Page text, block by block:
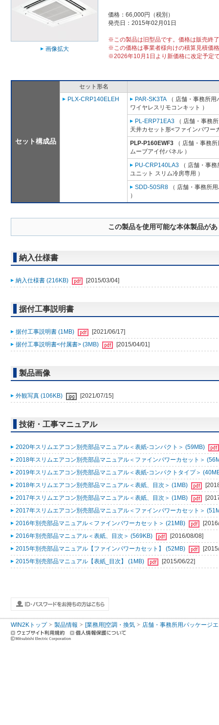
画像拡大
価格：66,000円（税別）
発売日：2015年02月01日
※この製品は旧型品です。価格は販売終
※この価格は事業者様向けの積算見積価
※2026年10月1日より新価格に改定予定
セット構成品
セット形名
PLX-CRP140ELEH
PAR-SK3TA （ 店舗・事務所
ワイヤレスリモコンキット ）
PL-ERP71EA3 （ 店舗・事務
天井カセット形<ファインパワー
PLP-P160EWF3 （ 店舗・事務
ムーブアイ付パネル ）
PU-CRP140LA3 （ 店舗・事
ユニット スリム冷房専用 ）
SDD-50SR8 （ 店舗・事務所
）
この製品を使用可能な本体製品が
納入仕様書
納入仕様書 (216KB) [2015/03/04]
据付工事説明書
据付工事説明書 (1MB)
[2021/06/17]
据付工事説明書<付属書> (3MB)
[2015/04/01]
製品画像
外観写真 (106KB) [2021/07/15]
技術・工事マニュアル
2020年スリムエアコン別売部品マニュアル＜表紙-コンパクト＞ (59MB)
2018年スリムエアコン別売部品マニュアル＜ファインパワーカセット＞
2019年スリムエアコン別売部品マニュアル＜表紙-コンパクトタイプ＞
2018年スリムエアコン別売部品マニュアル＜表紙、目次＞ (1MB)
2017年スリムエアコン別売部品マニュアル＜表紙、目次＞ (1MB)
2017年スリムエアコン別売部品マニュアル＜ファインパワーカセット＞
2016年別売部品マニュアル＜ファインパワーカセット＞ (21MB)
2016年別売部品マニュアル＜表紙、目次＞ (569KB)
[2016/08/08]
2015年別売部品マニュアル【ファインパワーカセット】 (52MB)
2015年別売部品マニュアル【表紙_目次】 (1MB)
[2015/06/22]
WIN2Kトップ 製品情報 [業務用]空調・換気 店舗・事務所用パッケージ